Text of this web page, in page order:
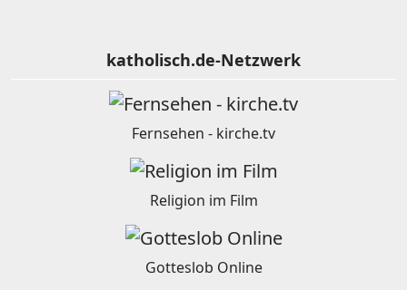
katholisch.de-Netzwerk
Fernsehen - kirche.tv
Religion im Film
Gotteslob Online